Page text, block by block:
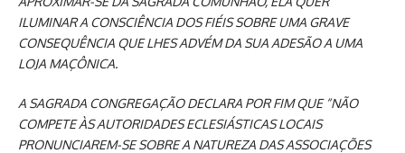
ILUMINAR A CONSCIÊNCIA DOS FIÉIS SOBRE UMA GRAVE
CONSEQUÊNCIA QUE LHES ADVÉM DA SUA ADESÃO A UMA
LOJA MAÇÔNICA.
A SAGRADA CONGREGAÇÃO DECLARA POR FIM QUE “NÃO
COMPETE ÀS AUTORIDADES ECLESIÁSTICAS LOCAIS
PRONUNCIAREM-SE SOBRE A NATUREZA DAS ASSOCIAÇÕES